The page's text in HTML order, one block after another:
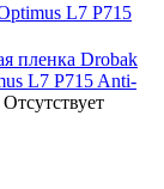
L7 P715
пленка Drobak
L7 P715 Anti-
Отсутствует